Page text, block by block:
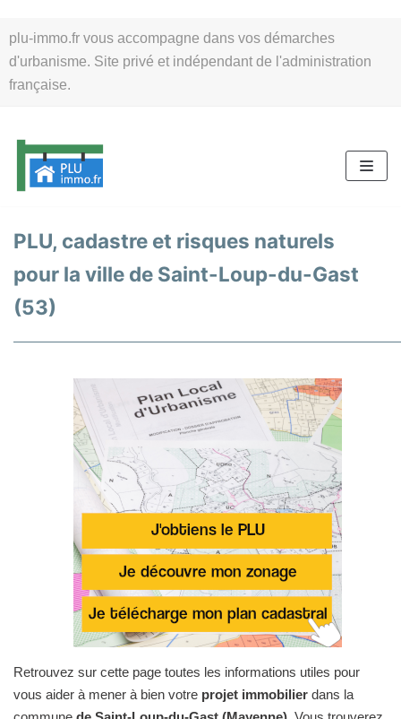
plu-immo.fr vous accompagne dans vos démarches
d'urbanisme. Site privé et indépendant de l'administration
française.
au
contenu
PLU, cadastre et risques naturels
pour la ville de Saint-Loup-du-Gast
(53)
Retrouvez sur cette page toutes les informations utiles pour
vous aider à mener à bien votre projet immobilier dans la